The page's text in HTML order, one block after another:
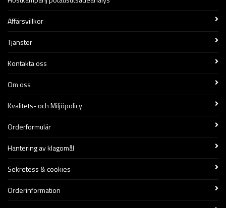
Affärsvillkor
Tjänster
Kontakta oss
Om oss
Kvalitets- och Miljöpolicy
Orderformulär
Hantering av klagomål
Sekretess & cookies
Orderinformation